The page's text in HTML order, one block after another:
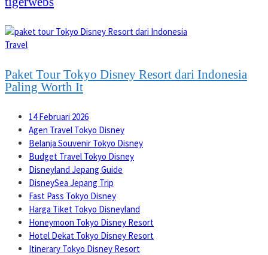
Travel
Paket Tour Tokyo Disney Resort dari Indonesia
Paling Worth It
14 Februari 2026
Agen Travel Tokyo Disney
Belanja Souvenir Tokyo Disney
Budget Travel Tokyo Disney
Disneyland Jepang Guide
DisneySea Jepang Trip
Fast Pass Tokyo Disney
Harga Tiket Tokyo Disneyland
Honeymoon Tokyo Disney Resort
Hotel Dekat Tokyo Disney Resort
Itinerary Tokyo Disney Resort